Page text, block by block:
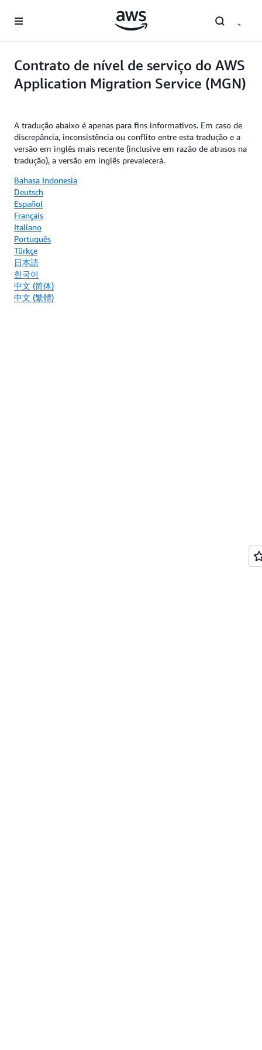
Pular para o conteúdo principal
Contrato de nível de serviço do AWS
Application Migration Service (MGN)
A tradução abaixo é apenas para fins informativos. Em caso de
discrepância, inconsistência ou conflito entre esta tradução e a
versão em inglês mais recente (inclusive em razão de atrasos na
tradução), a versão em inglês prevalecerá.
Bahasa Indonesia
Deutsch
Español
Français
Italiano
Português
Türkçe
日本語
한국어
中文 (简体)
中文 (繁體)